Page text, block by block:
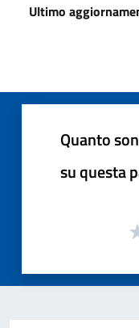
Ultimo
Quanto
su questa